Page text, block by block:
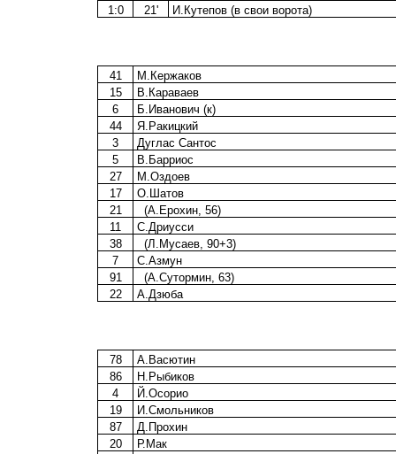
1:0 21' И.Кутепов (в свои ворота)
41
М.Кержаков
15
В.Караваев
6
Б.Иванович (к)
44
Я.Ракицкий
3
Дуглас Сантос
5
В.Барриос
27
М.Оздоев
17
О.Шатов
21
(А.Ерохин, 56)
11
С.Дриусси
38
(Л.Мусаев, 90+3)
7
С.Азмун
91
(А.Сутормин, 63)
22
А.Дзюба
78
А.Васютин
86
Н.Рыбиков
4
Й.Осорио
19
И.Смольников
87
Д.Прохин
20
Р.Мак